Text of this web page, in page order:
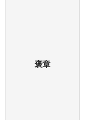
褒章